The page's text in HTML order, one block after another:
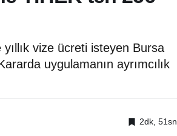
vize ücreti isteyen Bursa
uygulamanın ayrımcılık
2dk, 51sn